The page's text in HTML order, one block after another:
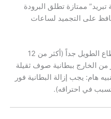
تبريد” ممتازة تطلق البرودة
على التجميد لساعات
التغطية الخارجية في حالات الانقطاع الطويل جداً (أكثر من 12
الخارج ببطانية صوف ثقيلة
هام: يجب إزالة البطانية فور
في احتراقه).